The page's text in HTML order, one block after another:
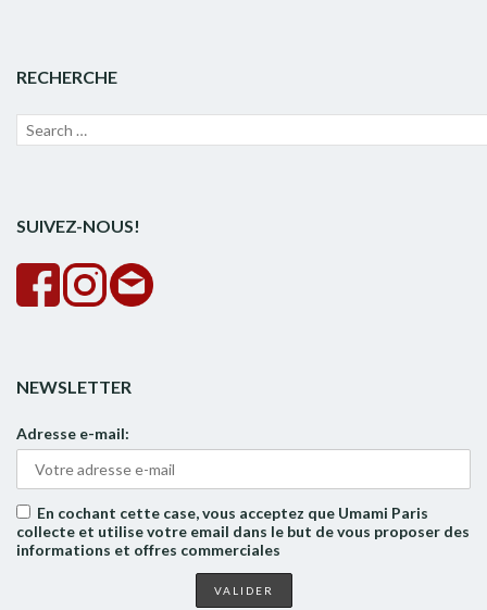
RECHERCHE
Recherche
SUIVEZ-NOUS!
NEWSLETTER
Adresse e-mail:
En cochant cette case, vous acceptez que Umami Paris
collecte et utilise votre email dans le but de vous proposer des
informations et offres commerciales